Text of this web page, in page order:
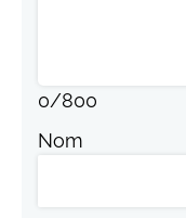
0/800
Nom